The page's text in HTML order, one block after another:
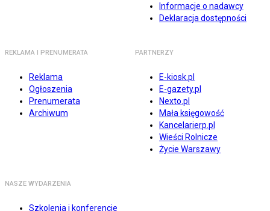
Informacje o nadawcy
Deklaracja dostępności
REKLAMA I PRENUMERATA
Reklama
Ogłoszenia
Prenumerata
Archiwum
PARTNERZY
E-kiosk.pl
E-gazety.pl
Nexto.pl
Mała księgowość
Kancelarierp.pl
Wieści Rolnicze
Życie Warszawy
NASZE WYDARZENIA
Szkolenia i konferencje